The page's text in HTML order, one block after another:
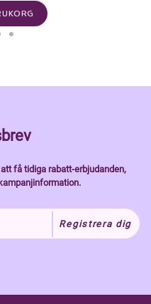
få tidiga rabatt-erbjudanden,
Registrera dig